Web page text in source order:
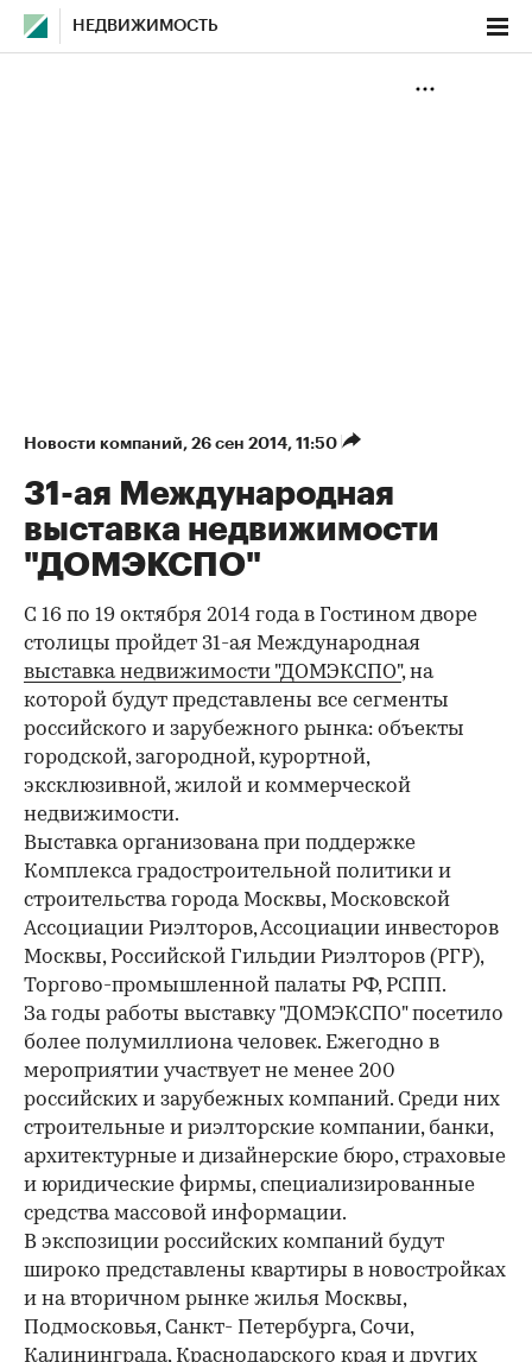
НЕДВИЖИМОСТЬ
Новости компаний⁠, 26 сен 2014, 11:50
31-ая Международная
выставка недвижимости
"ДОМЭКСПО"
С 16 по 19 октября 2014 года в Гостином дворе
столицы пройдет 31-ая Международная
выставка недвижимости "ДОМЭКСПО", на
которой будут представлены все сегменты
российского и зарубежного рынка: объекты
городской, загородной, курортной,
эксклюзивной, жилой и коммерческой
недвижимости.
Выставка организована при поддержке
Комплекса градостроительной политики и
строительства города Москвы, Московской
Ассоциации Риэлторов, Ассоциации инвесторов
Москвы, Российской Гильдии Риэлторов (РГР),
Торгово-промышленной палаты РФ, РСПП.
За годы работы выставку "ДОМЭКСПО" посетило
более полумиллиона человек. Ежегодно в
мероприятии участвует не менее 200
российских и зарубежных компаний. Среди них
строительные и риэлторские компании, банки,
архитектурные и дизайнерские бюро, страховые
и юридические фирмы, специализированные
средства массовой информации.
В экспозиции российских компаний будут
широко представлены квартиры в новостройках
и на вторичном рынке жилья Москвы,
Подмосковья, Санкт- Петербурга, Сочи,
Калининграда, Краснодарского края и других